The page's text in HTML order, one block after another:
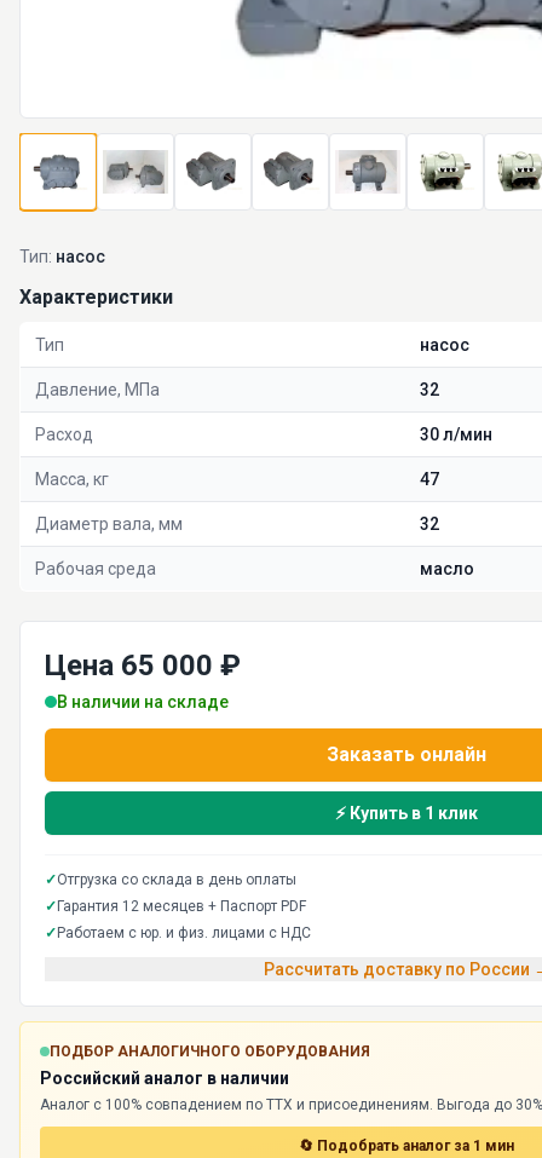
Тип: насос
Характеристики
Тип насос
Давление, МПа 32
Расход 30 л/мин
Масса, кг 47
Диаметр вала, мм 32
Рабочая среда масло
Цена 65 000 ₽
В наличии на складе
Заказать онлайн
⚡ Купить в 1 клик
✓Отгрузка со склада в день оплаты
✓ Гарантия 12 месяцев + Паспорт PDF
✓ Работаем с юр. и физ. лицами с НДС
Рассчитать доставку по России
ПОДБОР АНАЛОГИЧНОГО ОБОРУДОВАНИЯ
Российский аналог в наличии
Аналог с 100% совпадением по ТТХ и присоединениям. Выгода до
🔄 Подобрать аналог за 1 мин